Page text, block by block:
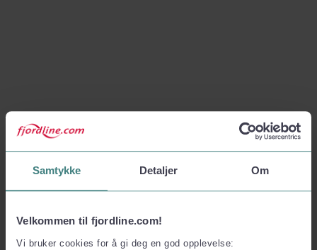
Samtykke Detaljer Om
Velkommen til fjordline.com!
Vi bruker cookies for å gi deg en god opplevelse: